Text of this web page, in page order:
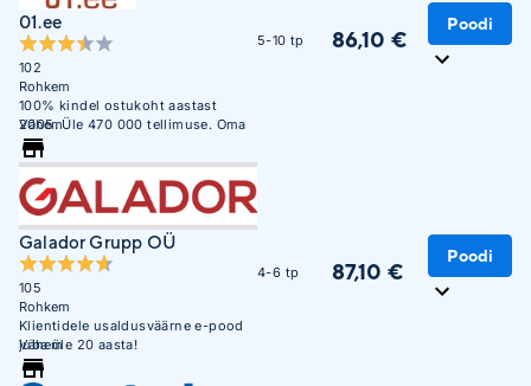
01.ee
102
Rohkem
100% kindel ostukoht aastast
2005. Üle 470 000 tellimuse. Oma
ladu 850m2.
Vähem
5-10 tp 86,10 €
Poodi
Galador Grupp OÜ
105
Rohkem
Klientidele usaldusväärne e-pood
juba üle 20 aasta!
Vähem
4-6 tp 87,10 €
Poodi